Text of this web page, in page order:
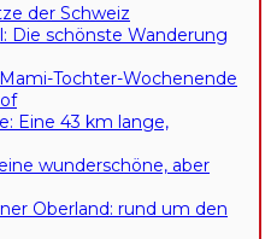
der Schweiz
Die schönste Wanderung
Tochter-Wochenende
Eine 43 km lange,
wunderschöne, aber
Oberland: rund um den